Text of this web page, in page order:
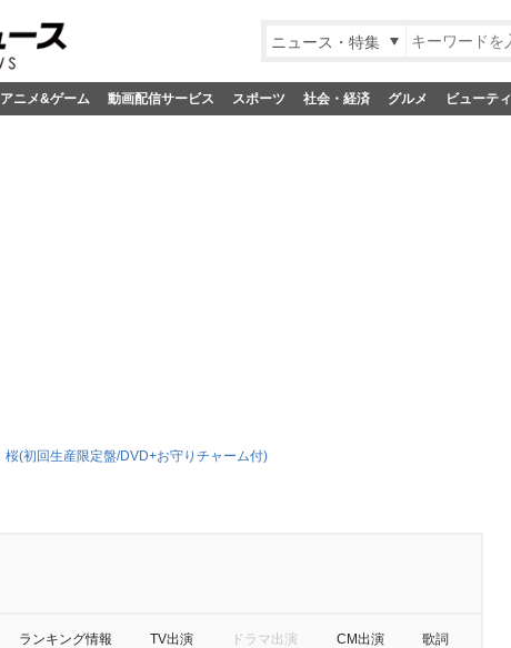
ニュース・特集
アニメ&ゲーム 動画配信サービス スポーツ 社会・経済 グルメ ビューティ
桜(初回生産限定盤/DVD+お守りチャーム付)
ランキング情報 TV出演 ドラマ出演 CM出演 歌詞